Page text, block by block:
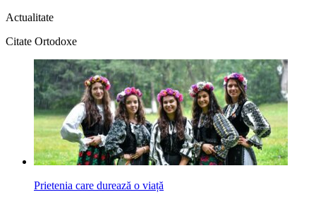
Actualitate
Citate Ortodoxe
Prietenia care durează o viață